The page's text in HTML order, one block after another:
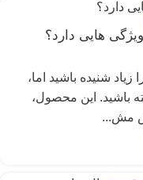
هایی دارد؟
شنیده باشید اما،
باشید. این محصول،
مش...